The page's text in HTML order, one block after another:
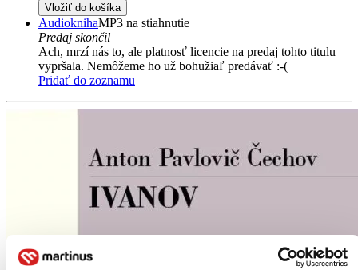
Vložiť do košíka
AudioknihaMP3 na stiahnutie
Predaj skončil
Ach, mrzí nás to, ale platnosť licencie na predaj tohto titulu
vypršala. Nemôžeme ho už bohužiaľ predávať :-(
Pridať do zoznamu